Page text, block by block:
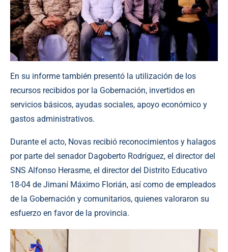
En su informe también presentó la utilización de los
recursos recibidos por la Gobernación, invertidos en
servicios básicos, ayudas sociales, apoyo económico y
gastos administrativos.
Durante el acto, Novas recibió reconocimientos y halagos
por parte del senador Dagoberto Rodríguez, el director del
SNS Alfonso Herasme, el director del Distrito Educativo
18-04 de Jimaní Máximo Florián, así como de empleados
de la Gobernación y comunitarios, quienes valoraron su
esfuerzo en favor de la provincia.